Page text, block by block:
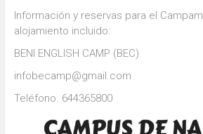
Información y reservas para el
alojamiento incluido:
BENI ENGLISH CAMP (BEC)
infobecamp@gmail.com
Teléfono. 644365800